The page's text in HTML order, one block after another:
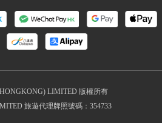
LIMITED 版權所有
旅遊代理牌照號碼：354733